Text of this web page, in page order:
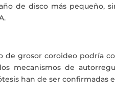
de disco más pequeño,
de grosor coroideo podría
mecanismos de
han de ser confirmadas